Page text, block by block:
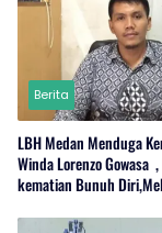
Berita
LBH Medan Menduga
Winda Lorenzo Gowasa
kematian Bunuh